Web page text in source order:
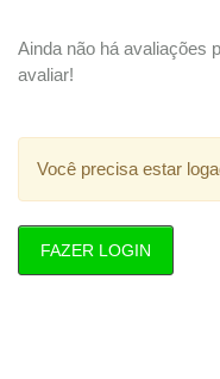
Ainda não há avaliações
avaliar!
Você precisa estar
FAZER LOGIN